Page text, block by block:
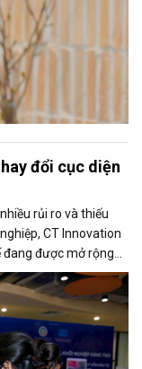
đổi cục diện
rủi ro và thiếu
CT Innovation
đang được mở rộng